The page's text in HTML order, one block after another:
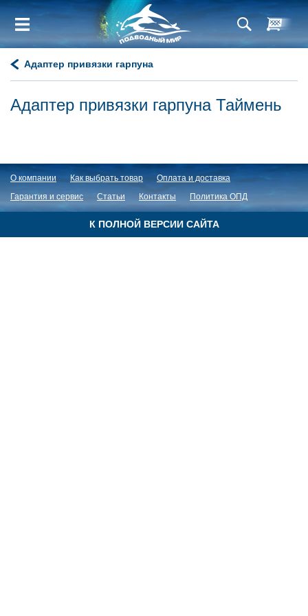
Адаптер привязки гарпуна
Адаптер привязки гарпуна Таймень
О компании Как выбрать товар
Оплата и доставка
Гарантия и сервис
Статьи Контакты Политика ОПД
К ПОЛНОЙ ВЕРСИИ САЙТА